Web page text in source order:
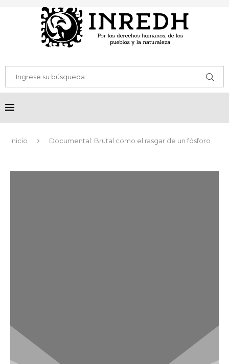
Inicio Documental: Brutal como el rasgar de un fósforo